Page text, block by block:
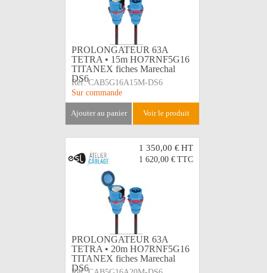
PROLONGATEUR 63A
TETRA • 15m HO7RNF5G16
TITANEX fiches Marechal
DS6
Réf: CAB5G16A15M-DS6
Sur commande
ajouter au panier voir le produit
1 350,00 €HT
1 620,00 € TTC
PROLONGATEUR 63A
TETRA • 20m HO7RNF5G16
TITANEX fiches Marechal
DS6